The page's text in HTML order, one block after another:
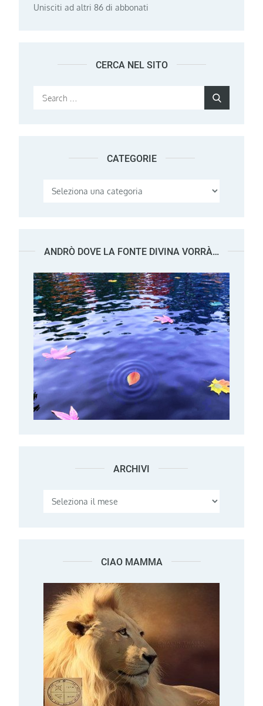
Unisciti ad altri 86 di abbonati
CERCA NEL SITO
Search
CATEGORIE
Categorie
ANDRÒ DOVE LA FONTE DIVINA VORRÀ…
ARCHIVI Archivi
CIAO MAMMA